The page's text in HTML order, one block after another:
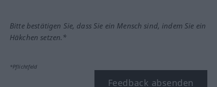
Bitte bestätigen Sie, dass Sie ein Mensch sind, indem Sie ein
Häkchen setzen.*
*Pflichtfeld
Feedback absenden